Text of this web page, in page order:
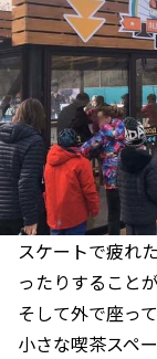
スケートで疲れ
ったりすること
そして外で座っ
小さな喫茶スペ